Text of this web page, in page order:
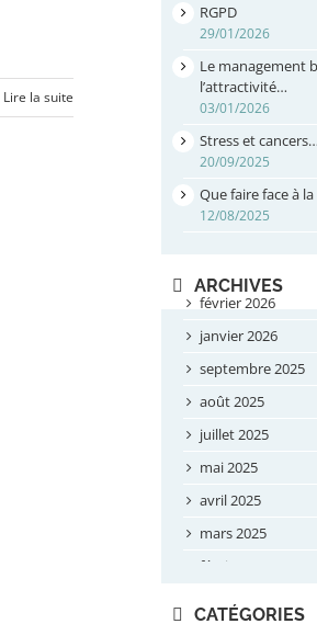
Lire la suite
RGPD
29/01/2026
Le management
l’attractivité…
03/01/2026
Stress et cancers…
20/09/2025
Que faire face à
12/08/2025
ARCHIVES
février 2026
janvier 2026
septembre 2025
août 2025
juillet 2025
mai 2025
avril 2025
mars 2025
février 2025
CATÉGORIES